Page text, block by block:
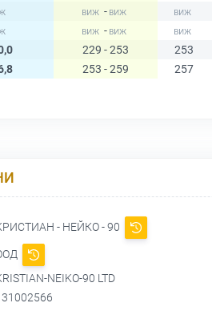
-
-
229 - 253 253
253 - 259 257
- НЕЙКО - 90
NEIKO-90 LTD